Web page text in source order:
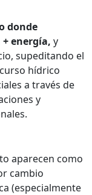
donde
energía, y
supeditando el
hídrico
a través de
y
aparecen como
cambio
(especialmente